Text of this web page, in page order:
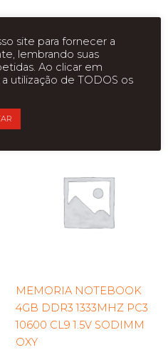
MEMORIA NOTEBOOK
4GB DDR3 1333MHZ PC3
10600 CL9 1.5V SODIMM
OXY
site para fornecer a
lembrando suas
Ao clicar em
utilização de TODOS os